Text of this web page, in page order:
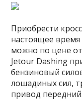
Приобрести
настоящее
можно по цене
Jetour Dashing
бензиновый
лошадиных сил,
привод передний.